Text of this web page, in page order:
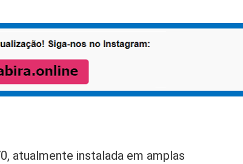
atualmente instalada em amplas